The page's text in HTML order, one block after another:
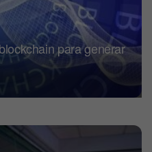
para generar